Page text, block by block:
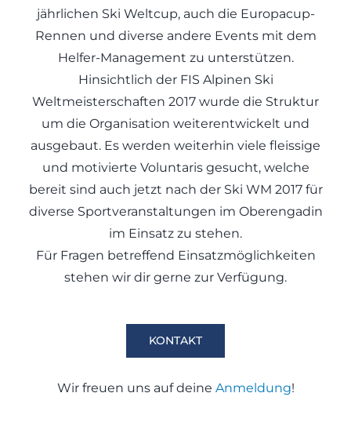
jährlichen Ski Weltcup, auch die Europacup-
Rennen und diverse andere Events mit dem
Helfer-Management zu unterstützen.
Hinsichtlich der FIS Alpinen Ski
Weltmeisterschaften 2017 wurde die Struktur
um die Organisation weiterentwickelt und
ausgebaut. Es werden weiterhin viele fleissige
und motivierte Voluntaris gesucht, welche
bereit sind auch jetzt nach der Ski WM 2017 für
diverse Sportveranstaltungen im Oberengadin
im Einsatz zu stehen.
Für Fragen betreffend Einsatzmöglichkeiten
stehen wir dir gerne zur Verfügung.
KONTAKT
Wir freuen uns auf deine Anmeldung!